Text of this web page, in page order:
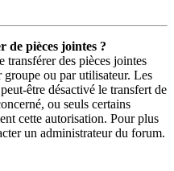
de pièces jointes ?
transférer des pièces jointes
groupe ou par utilisateur. Les
être désactivé le transfert de
ou seuls certains
cette autorisation. Pour plus
un administrateur du forum.